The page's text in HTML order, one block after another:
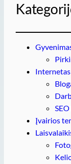
Internetas
SEO
Įvairios